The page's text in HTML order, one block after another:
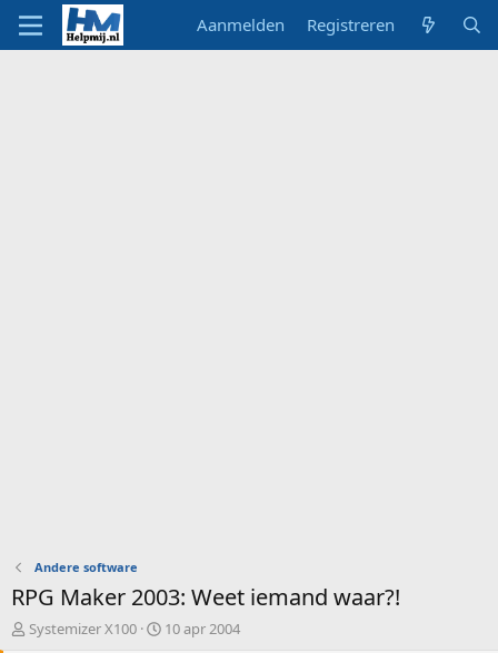
Aanmelden Registreren
Andere software
RPG Maker 2003: Weet iemand waar?!
O
Systemizer X100
S10 apr 2004